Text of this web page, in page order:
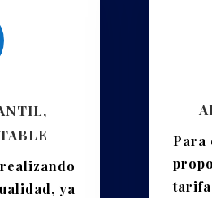
ya
Para
tarifa